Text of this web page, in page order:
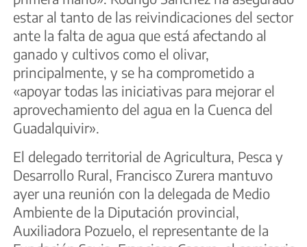
estar al tanto de las reivindicaciones del sector
ante la falta de agua que está afectando al
ganado y cultivos como el olivar,
principalmente, y se ha comprometido a
«apoyar todas las iniciativas para mejorar el
aprovechamiento del agua en la Cuenca del
Guadalquivir».
El delegado territorial de Agricultura, Pesca y
Desarrollo Rural, Francisco Zurera mantuvo
ayer una reunión con la delegada de Medio
Ambiente de la Diputación provincial,
Auxiliadora Pozuelo, el representante de la